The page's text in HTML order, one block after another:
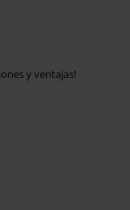
y ventajas!